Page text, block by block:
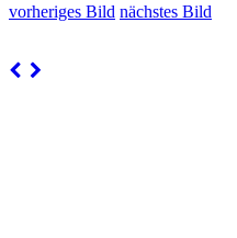
vorheriges Bild nächstes Bild